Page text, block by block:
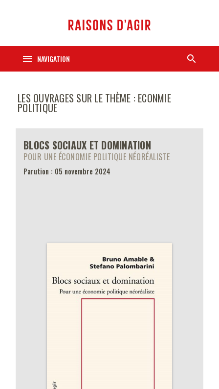
menu NAVIGATION search
LES OUVRAGES SUR LE THÈME : ECONMIE
POLITIQUE
BLOCS SOCIAUX ET DOMINATION
POUR UNE ÉCONOMIE POLITIQUE NÉORÉALISTE
Parution : 05 novembre 2024